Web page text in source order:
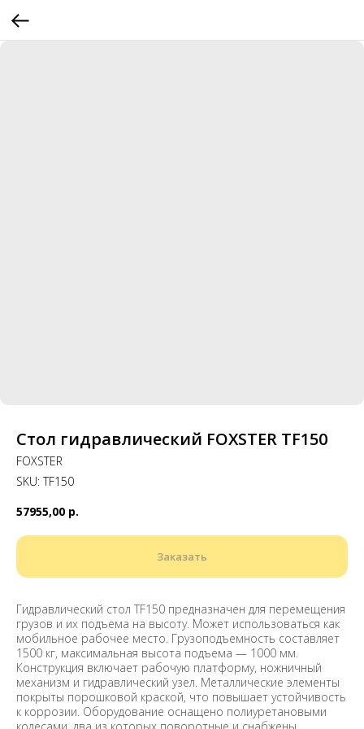
Стол гидравлический FOXSTER TF150
FOXSTER
SKU:TF150
57955,00 р.
Заказать
Гидравлический стол TF150 предназначен для перемещения
грузов и их подъема на высоту. Может использоваться как
мобильное рабочее место. Грузоподъемность составляет
1500 кг, максимальная высота подъема — 1000 мм.
Конструкция включает рабочую платформу, ножничный
механизм и гидравлический узел. Металлические элементы
покрыты порошковой краской, что повышает устойчивость
к коррозии. Оборудование оснащено полиуретановыми